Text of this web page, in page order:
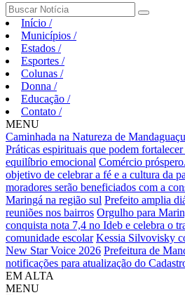
Início /
Municípios /
Estados /
Esportes /
Colunas /
Donna /
Educação /
Contato /
MENU
Caminhada na Natureza de
Práticas espirituais que podem
equilíbrio emocional Comércio próspero.
objetivo de celebrar a fé e a cultura da
moradores serão beneficiados com a
Maringá na região sul Prefeito amplia
reuniões nos bairros Orgulho para
conquista nota 7,4 no Ideb e celebra o
comunidade escolar Kessia Silvovisky
New Star Voice 2026 Prefeitura de
notificações para atualização do
EM ALTA
MENU